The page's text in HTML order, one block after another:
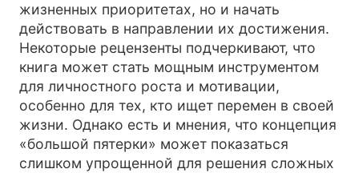
жизненных приоритетах, но и начать
действовать в направлении их достижения.
Некоторые рецензенты подчеркивают, что
книга может стать мощным инструментом
для личностного роста и мотивации,
особенно для тех, кто ищет перемен в своей
жизни. Однако есть и мнения, что концепция
«большой пятерки» может показаться
слишком упрощенной для решения сложных